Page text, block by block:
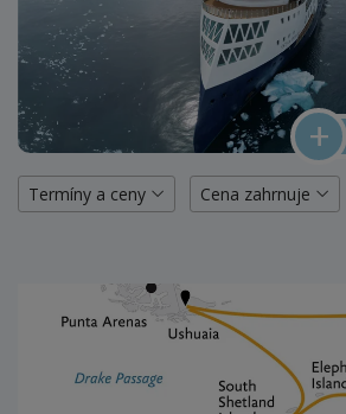
Termíny a ceny Cena zahrnuje